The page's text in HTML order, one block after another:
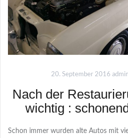
20. September 2016
Nach der
wichtig :
Schon immer wurden alte Autos mit